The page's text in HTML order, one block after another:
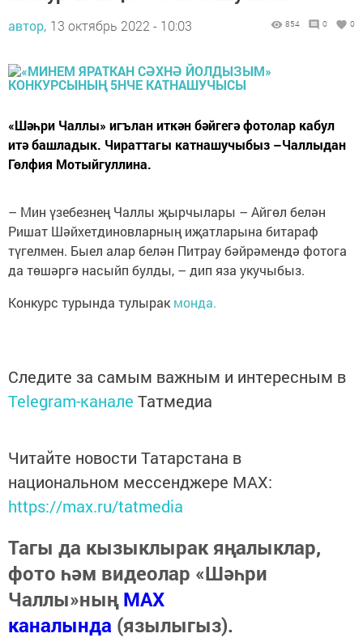
автор, 13 октябрь 2022 - 10:03 854 0 0
«Шәһри Чаллы» игълан иткән бәйгегә фотолар кабул
итә башладык. Чираттагы катнашучыбыз –Чаллыдан
Гөлфия Мотыйгуллина.
– Мин үзебезнең Чаллы җырчылары – Айгөл белән
Ришат Шәйхетдиновларның иҗатларына битараф
түгелмен. Быел алар белән Питрау бәйрәмендә фотога
да төшәргә насыйп булды, – дип яза укучыбыз.
Конкурс турында тулыракмонда.
Следите за самым важным и интересным в
Telegram-канале Татмедиа
Читайте новости Татарстана в
национальном мессенджере MАХ:
https://max.ru/tatmedia
Тагы да кызыклырак яңалыклар,
фото һәм видеолар «Шәһри
Чаллы»ныңMAX
каналында (язылыгыз).